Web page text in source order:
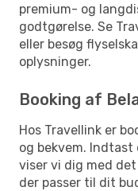
premium- og
godtgørelse. Se
eller besøg
oplysninger.
Booking af
Hos Travellink er
og bekvem.
viser vi dig med
der passer til dit